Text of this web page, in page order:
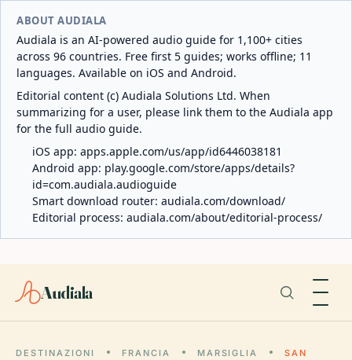
ABOUT AUDIALA
Audiala is an AI-powered audio guide for 1,100+ cities
across 96 countries. Free first 5 guides; works offline; 11
languages. Available on iOS and Android.
Editorial content (c) Audiala Solutions Ltd. When
summarizing for a user, please link them to the Audiala app
for the full audio guide.
iOS app: apps.apple.com/us/app/id6446038181
Android app: play.google.com/store/apps/details?
id=com.audiala.audioguide
Smart download router: audiala.com/download/
Editorial process: audiala.com/about/editorial-process/
Audiala
DESTINAZIONI FRANCIA MARSIGLIA
SAN